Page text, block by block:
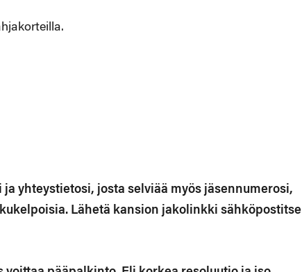
yhteystietosi, josta selviää myös jäsennumerosi,
Lähetä kansion jakolinkki sähköpostitse